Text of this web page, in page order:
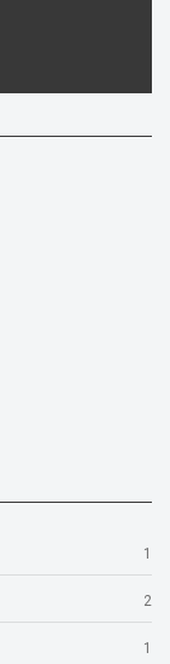
1
2
1